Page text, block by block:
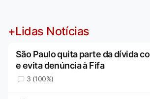
+Lidas Notícias
São Paulo quita parte da dívida
e evita denúncia à Fifa
3 (100%)